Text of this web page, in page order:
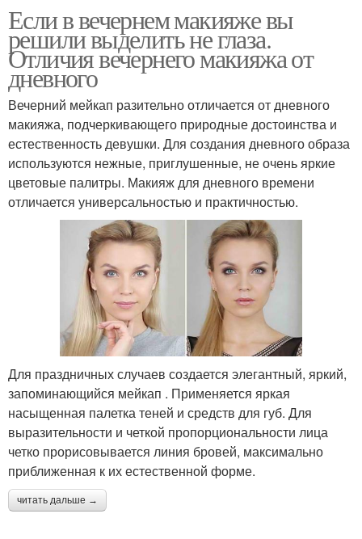
Если в вечернем макияже вы
решили выделить не глаза.
Отличия вечернего макияжа от
дневного
Вечерний мейкап разительно отличается от дневного
макияжа, подчеркивающего природные достоинства и
естественность девушки. Для создания дневного образа
используются нежные, приглушенные, не очень яркие
цветовые палитры. Макияж для дневного времени
отличается универсальностью и практичностью.
Для праздничных случаев создается элегантный, яркий,
запоминающийся мейкап . Применяется яркая
насыщенная палетка теней и средств для губ. Для
выразительности и четкой пропорциональности лица
четко прорисовывается линия бровей, максимально
приближенная к их естественной форме.
читать дальше →